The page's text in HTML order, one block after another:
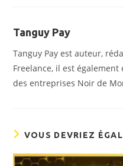
Tanguy Pay
Tanguy Pay est auteur,
Freelance, il est
des entreprises Noir de
VOUS DEVRIEZ